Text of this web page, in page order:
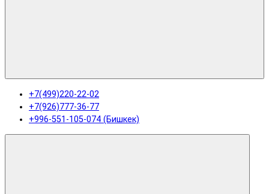
+7(499)220-22-02
+7(926)777-36-77
+996-551-105-074 (Бишкек)